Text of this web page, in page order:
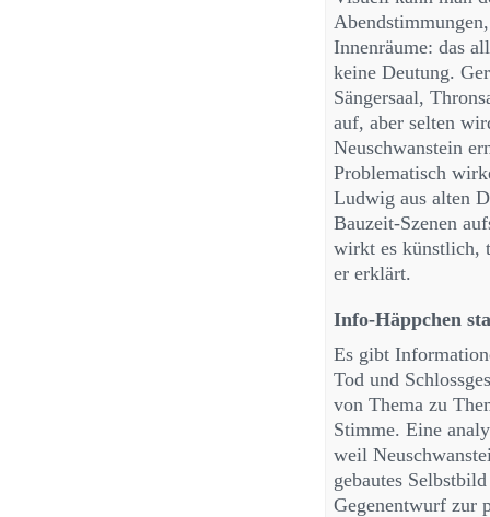
Innenräume: das
keine Deutung.
Sängersaal,
auf, aber selten
Neuschwanstein
Problematisch
Ludwig aus alten
Bauzeit-Szenen
wirkt es künstlich,
er erklärt.
Info-Häppchen
Es gibt
Tod und
von Thema zu
Stimme. Eine
weil
gebautes
Gegenentwurf zur